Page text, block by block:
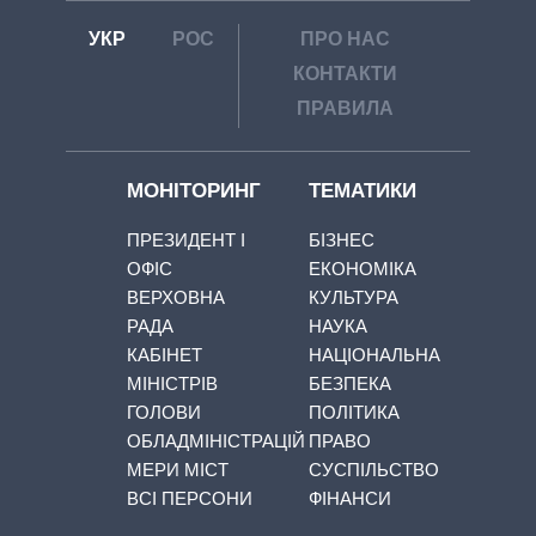
УКР РОС
ПРО НАС
КОНТАКТИ
ПРАВИЛА
МОНІТОРИНГ
ПРЕЗИДЕНТ І
ОФІС
ВЕРХОВНА
РАДА
КАБІНЕТ
МІНІСТРІВ
ГОЛОВИ
ОБЛАДМІНІСТРАЦІЙ
МЕРИ МІСТ
ВСІ ПЕРСОНИ
ТЕМАТИКИ
БІЗНЕС
ЕКОНОМІКА
КУЛЬТУРА
НАУКА
НАЦІОНАЛЬНА
БЕЗПЕКА
ПОЛІТИКА
ПРАВО
СУСПІЛЬСТВО
ФІНАНСИ